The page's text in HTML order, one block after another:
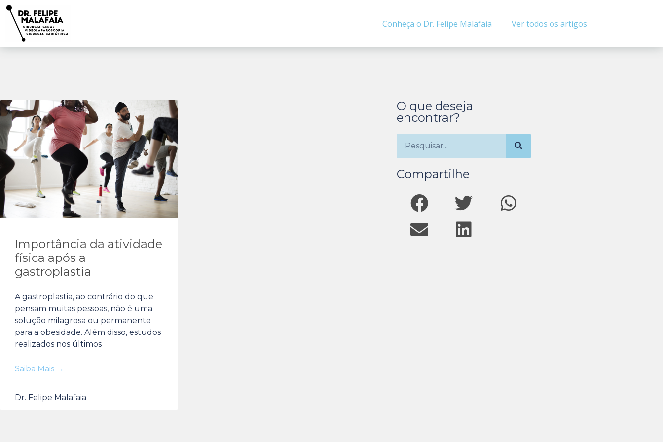
Conheça o Dr. Felipe Malafaia Ver todos os artigos
Importância da atividade
física após a
gastroplastia
A gastroplastia, ao contrário do que
pensam muitas pessoas, não é uma
solução milagrosa ou permanente
para a obesidade. Além disso, estudos
realizados nos últimos
Saiba Mais →
Dr. Felipe Malafaia
O que deseja
encontrar?
Compartilhe